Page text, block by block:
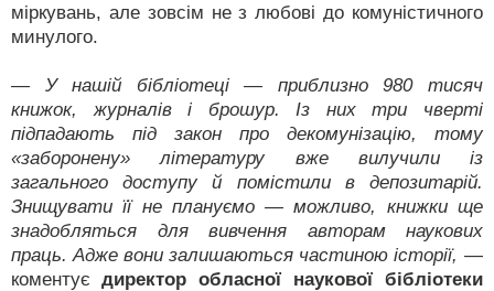
міркувань, але зовсім не з любові до комуністичного
минулого.
— У нашій бібліотеці — приблизно 980 тисяч
книжок, журналів і брошур. Із них три чверті
підпадають під закон про декомунізацію, тому
«заборонену» літературу вже вилучили із
загального доступу й помістили в депозитарій.
Знищувати її не плануємо — можливо, книжки ще
знадобляться для вивчення авторам наукових
праць. Адже вони залишаються частиною історії, —
коментує директор обласної наукової бібліотеки